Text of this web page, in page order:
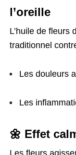
l’oreille
L’huile de fleurs
traditionnel
Les douleurs
Les
🌼 Effet